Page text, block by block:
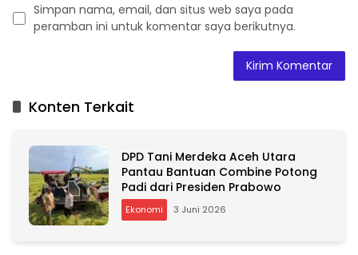
Simpan nama, email, dan situs web saya pada
peramban ini untuk komentar saya berikutnya.
e Konten Terkait
DPD Tani Merdeka Aceh Utara
Pantau Bantuan Combine Potong
Padi dari Presiden Prabowo
Ekonomi 3 Juni 2026